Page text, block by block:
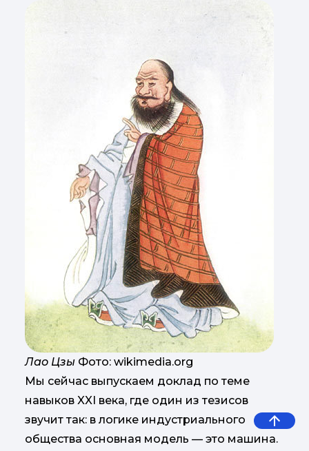
Лао Цзы Фото: wikimedia.org
Мы сейчас выпускаем доклад по теме
навыков XXI века, где один из тезисов
звучит так: в логике индустриального
общества основная модель — это машина.